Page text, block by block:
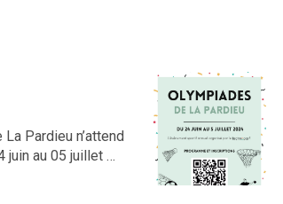
Pardieu n’attend
juin au 05 juillet …